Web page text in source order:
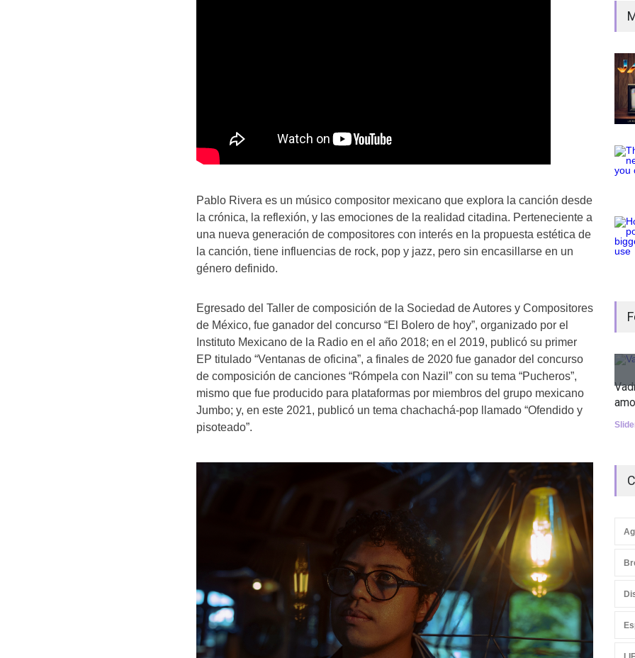
Pablo Rivera es un músico compositor mexicano que explora la canción desde
la crónica, la reflexión, y las emociones de la realidad citadina. Perteneciente a
una nueva generación de compositores con interés en la propuesta estética de
la canción, tiene influencias de rock, pop y jazz, pero sin encasillarse en un
género definido.
Egresado del Taller de composición de la Sociedad de Autores y Compositores
de México, fue ganador del concurso “El Bolero de hoy”, organizado por el
Instituto Mexicano de la Radio en el año 2018; en el 2019, publicó su primer
EP titulado “Ventanas de oficina”, a finales de 2020 fue ganador del concurso
de composición de canciones “Rómpela con Nazil” con su tema “Pucheros”,
mismo que fue producido para plataformas por miembros del grupo mexicano
Jumbo; y, en este 2021, publicó un tema chachachá-pop llamado “Ofendido y
pisoteado”.